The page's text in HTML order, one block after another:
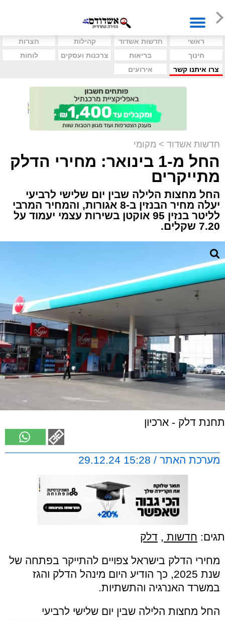
ראשי חדשות אשדוד קהילות
חצרות
חינוך
בריאות צרכנות ועסקים
לוחות
צרו איתנו קשר
אירועים
חדשות אשדוד > מקומי
החל מ-1 בינואר: מחירי הדלק
מתייקרים
החל מחצות הלילה שבין יום שלישי לרביעי
יעלה מחיר הבנזין ב-8 אגורות, והמחיר המרבי
לליטר בנזין 95 אוקטן בשירות עצמי יעמוד על
7.20 שקלים.
תחנת דלק - ארכיון
מערכת האתר / 15:28 29.12.24
תגים: חדשות , דלק
מחירי הדלק בישראל צפויים להתייקר בפתחה של
שנת 2025, כך הודיע היום מינהל הדלק והגז
במשרד האנרגיה והתשתיות.
החל מחצות הלילה שבין יום שלישי לרביעי